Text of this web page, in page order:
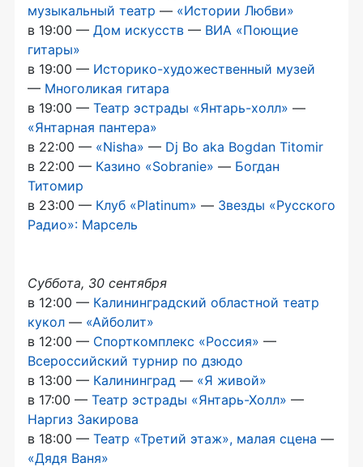
музыкальный театр — «Истории Любви»
в 19:00 — Дом искусств — ВИА «Поющие
гитары»
в 19:00 — Историко-художественный музей
— Многоликая гитара
в 19:00 — Театр эстрады «Янтарь-холл» —
«Янтарная пантера»
в 22:00 — «Nisha» — Dj Bo aka Bogdan Titomir
в 22:00 — Казино «Sobranie» — Богдан
Титомир
в 23:00 — Клуб «Platinum» — Звезды «Русского
Радио»: Марсель
Суббота, 30 сентября
в 12:00 — Калининградский областной театр
кукол — «Айболит»
в 12:00 — Спорткомплекс «Россия» —
Всероссийский турнир по дзюдо
в 13:00 — Калининград — «Я живой»
в 17:00 — Театр эстрады «Янтарь-Холл» —
Наргиз Закирова
в 18:00 — Театр «Третий этаж», малая сцена —
«Дядя Ваня»